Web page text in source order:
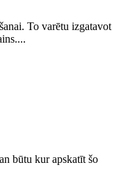
To varētu izgatavot
būtu kur apskatīt šo